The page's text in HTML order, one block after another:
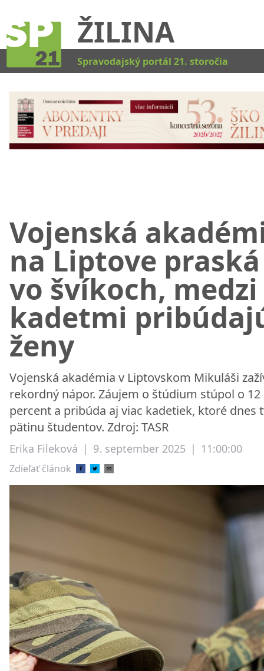
ŽILINA
Spravodajský portál 21. storočia
Vojenská
na Liptove praská
vo švíkoch, medzi
kadetmi
ženy
Vojenská akadémia v Liptovskom Mikuláši
rekordný nápor. Záujem o štúdium stúpol o 12
percent a pribúda aj viac kadetiek, ktoré dnes
pätinu študentov. Zdroj: TASR
Erika Fileková | 9. september 2025 | 11:00:00
Zdieľať článok